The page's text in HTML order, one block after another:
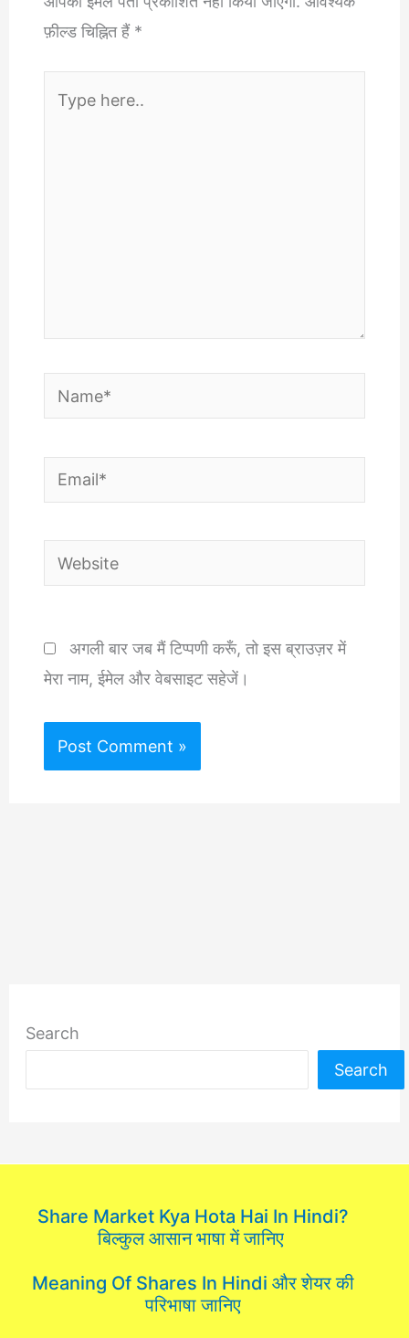
फ़ील्ड चिह्नित हैं *
here..
Name*
Email*
Website
अगली बार जब मैं टिप्पणी करूँ, तो इस ब्राउज़र में
मेरा नाम, ईमेल और वेबसाइट सहेजें।
Search
Search
Share Market Kya Hota Hai In Hindi?
बिल्कुल आसान भाषा में जानिए
Meaning Of Shares In Hindi और शेयर की
परिभाषा जानिए